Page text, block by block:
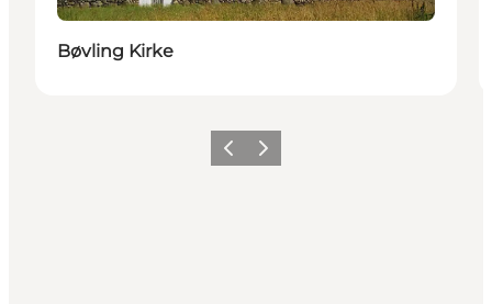
Bøvling Kirke
ForrigeNæste